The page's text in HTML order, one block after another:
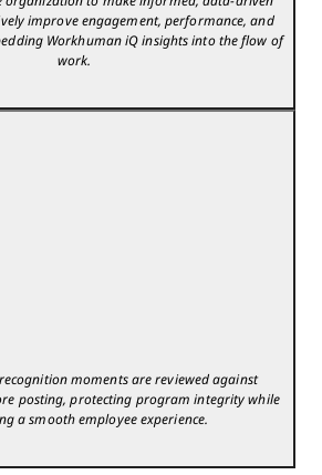
improve engagement, performance, and
Workhuman iQ insights into the flow of
work.
moments are reviewed against
posting, protecting program integrity while
a smooth employee experience.